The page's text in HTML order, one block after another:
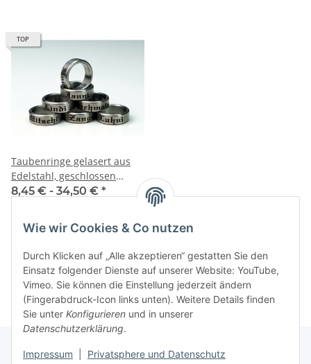
Wie wir Cookies & Co nutzen
Durch Klicken auf „Alle akzeptieren“ gestatten Sie den
Einsatz folgender Dienste auf unserer Website: YouTube,
Vimeo. Sie können die Einstellung jederzeit ändern
(Fingerabdruck-Icon links unten). Weitere Details finden
Sie unter Konfigurieren und in unserer
Datenschutzerklärung.
Impressum Privatsphere und Datenschutz
TOP
Taubenringe gelasert aus
Edelstahl, geschlossen
Taubenzubehör
8,45 € - 34,50 € *